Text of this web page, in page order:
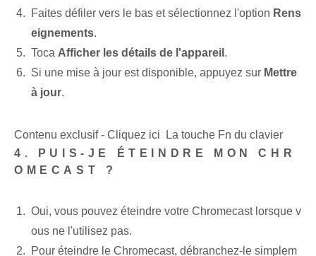
Faites défiler vers le bas et sélectionnez l'option Rens
eignements.
Toca Afficher les détails de l'appareil .
Si une mise à jour est disponible, appuyez sur Mettre
à jour.
Contenu exclusif - Cliquez ici La touche Fn du clavier
4. PUIS-JE ÉTEINDRE MON CHR
OMECAST ?
Oui, vous pouvez éteindre votre Chromecast ‌lorsque v
ous ne l'utilisez pas.
Pour éteindre le Chromecast, débranchez-le simplem